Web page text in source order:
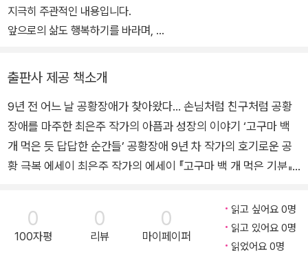
이어 사용법까지 친절하게 담겨 있다. 지금 어딘가에서 비슷한 증상
을 겪을 누군가에게 보탬이 되고자 하는 마음이 나에게도 전해진다.
모두 사서 읽은 건 나에게 드문 일이다. 한 번도 실망한 적이 없고, 또
다음 책을 기다릴 뿐이다. 그 무수한 이유들이 궁금하다면 우선 이 책
의 목차를 열어 보길 바란다.
상』(2022) 등의 독립출판물을 펴냈다.
지극히 주관적인 내용입니다.
앞으로의 삶도 행복하기를 바라며,
2023년 봄
최은주
출판사 제공 책소개
9년 전 어느 날 공황장애가 찾아왔다… 손님처럼 친구처럼 공황
장애를 마주한 최은주 작가의 아픔과 성장의 이야기 ‘고구마 백
개 먹은 듯 답답한 순간들’ 공황장애 9년 차 작가의 호기로운 공
황 극복 에세이 최은주 작가의 에세이 『고구마 백 개 먹은 기분』
충주에서 태어나 지금은 경기도 양평에 살고 있다. 동네에서는
‘감성돈’이라는 별칭으로 불리며 마을과 자연, 음식, 사람에 대한
이야기에 관심이 많다. 에세이, 소설, 그림책, 시, 시나리오 등 다
0
100자평
0
리뷰
0
마이페이퍼
읽고 싶어요 0명
읽고 있어요 0명
읽었어요 0명